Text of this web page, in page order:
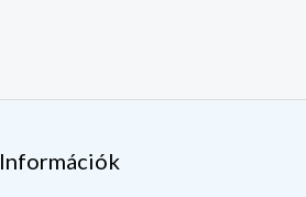
Információk